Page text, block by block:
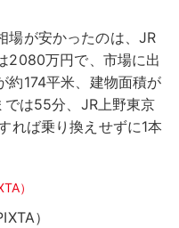
場が安かったのは、JR
2080万円で、市場に出
約174平米、建物面積が
は55分、JR上野東京
れば乗り換えせずに1本
）